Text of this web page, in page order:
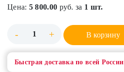
Цена: 5 800.00 руб. за 1 шт.
- + В корзину
Быстрая доставка по всей России